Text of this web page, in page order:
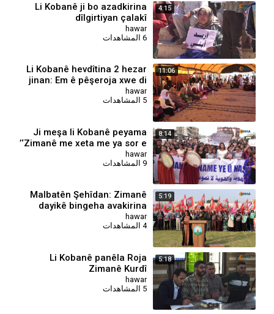
4:15
⁣Li Kobanê ji bo azadkirina
dîlgirtiyan çalakî
hawar
11:06
⁣Li Kobanê hevdîtina 2 hezar
jinan: Em ê pêşeroja xwe di
Sûriyeyê de diyar bikin
hawar
5 المشاهدات
8:14
⁣Ji meşa li Kobanê peyama
‘Zimanê me xeta me ya sor e’
hawar
9 المشاهدات
5:19
Malbatên Şehîdan: Zimanê
dayikê bingeha avakirina
civaka azad e
hawar
4 المشاهدات
5:18
Li Kobanê panêla Roja
Zimanê Kurdî
hawar
5 المشاهدات